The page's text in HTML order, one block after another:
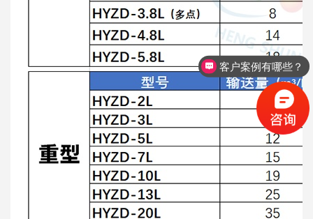
客户案例有哪些？
发货周期多久？